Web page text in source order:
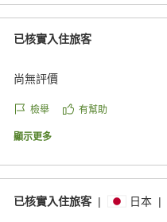
已核實入住旅客
尚無評價
檢舉 有幫助
顯示更多
已核實入住旅客 | 日本 |